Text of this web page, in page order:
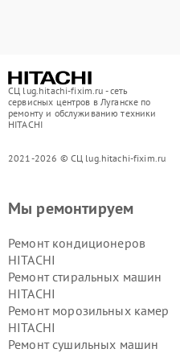
СЦ lug.hitachi-fixim.ru - сеть
сервисных центров в Луганске по
ремонту и обслуживанию техники
HITACHI
2021-2026 © СЦ lug.hitachi-fixim.ru
Мы ремонтируем
Ремонт кондиционеров
HITACHI
Ремонт стиральных машин
HITACHI
Ремонт морозильных камер
HITACHI
Ремонт сушильных машин